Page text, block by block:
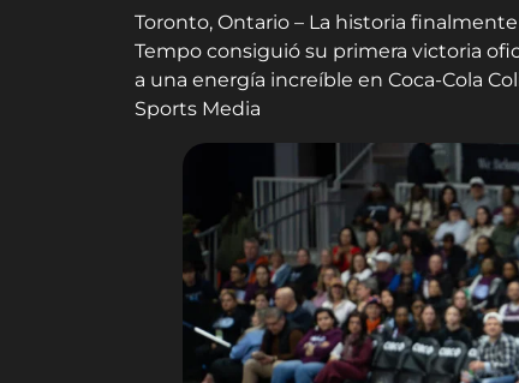
Toronto, Ontario – La historia
Tempo consiguió su primera victoria
a una energía increíble en Coca-Cola
Sports Media